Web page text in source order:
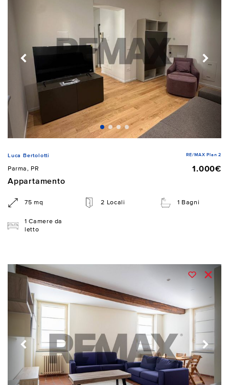
Luca Bertolotti RE/MAX Plan 2
Parma, PR
1.000€
Appartamento
75 mq 2 Locali 1 Bagni
1 Camere da
letto